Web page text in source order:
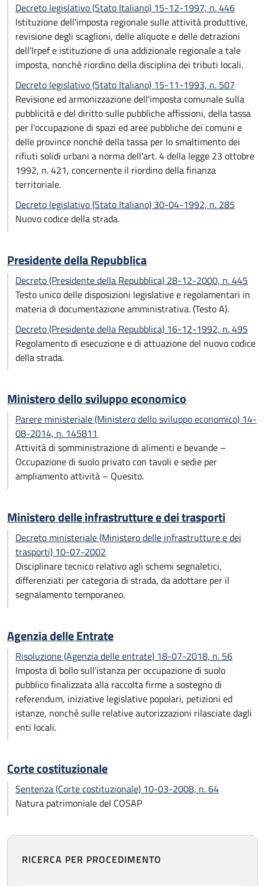
Decreto legislativo (Stato Italiano) 15-12-1997, n. 446
Istituzione dell'imposta regionale sulle attività produttive,
revisione degli scaglioni, delle aliquote e delle detrazioni
dell'Irpef e istituzione di una addizionale regionale a tale
imposta, nonchè riordino della disciplina dei tributi locali.
Decreto legislativo (Stato Italiano) 15-11-1993, n. 507
Revisione ed armonizzazione dell'imposta comunale sulla
pubblicità e del diritto sulle pubbliche affissioni, della tassa
per l'occupazione di spazi ed aree pubbliche dei comuni e
delle province nonchè della tassa per lo smaltimento dei
rifiuti solidi urbani a norma dell'art. 4 della legge 23 ottobre
1992, n. 421, concernente il riordino della finanza
territoriale.
Decreto legislativo (Stato Italiano) 30-04-1992, n. 285
Nuovo codice della strada.
Presidente della Repubblica
Decreto (Presidente della Repubblica) 28-12-2000, n. 445
Testo unico delle disposizioni legislative e regolamentari in
materia di documentazione amministrativa. (Testo A).
Decreto (Presidente della Repubblica) 16-12-1992, n. 495
Regolamento di esecuzione e di attuazione del nuovo codice
della strada.
Ministero dello sviluppo economico
Parere ministeriale (Ministero dello sviluppo economico) 14-
08-2014, n. 145811
Attività di somministrazione di alimenti e bevande –
Occupazione di suolo privato con tavoli e sedie per
ampliamento attività – Quesito.
Ministero delle infrastrutture e dei trasporti
Decreto ministeriale (Ministero delle infrastrutture e dei
trasporti) 10-07-2002
Disciplinare tecnico relativo agli schemi segnaletici,
differenziati per categoria di strada, da adottare per il
segnalamento temporaneo.
Agenzia delle Entrate
Risoluzione (Agenzia delle entrate) 18-07-2018, n. 56
Imposta di bollo sull’istanza per occupazione di suolo
pubblico finalizzata alla raccolta firme a sostegno di
referendum, iniziative legislative popolari, petizioni ed
istanze, nonché sulle relative autorizzazioni rilasciate dagli
enti locali.
Corte costituzionale
Sentenza (Corte costituzionale) 10-03-2008, n. 64
Natura patrimoniale del COSAP
RICERCA PER PROCEDIMENTO